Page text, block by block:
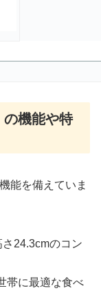
の機能や特
能を備えていま
24.3cmのコン
帯に最適な食べ